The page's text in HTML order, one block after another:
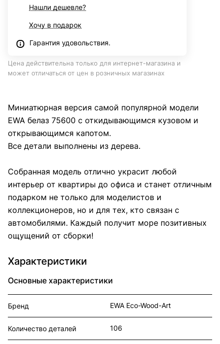
Нашли дешевле?
Хочу в подарок
Гарантия удовольствия.
Цена действительна только для интернет-магазина и
может отличаться от цен в розничных магазинах
Миниатюрная версия самой популярной модели
EWA белаз 75600 с откидывающимся кузовом и
открывающимся капотом.
Все детали выполнены из дерева.
Собранная модель отлично украсит любой
интерьер от квартиры до офиса и станет отличным
подарком не только для моделистов и
коллекционеров, но и для тех, кто связан с
автомобилями. Каждый получит море позитивных
ощущений от сборки!
Характеристики
Основные характеристики
Бренд EWA Eco-Wood-Art
Количество деталей 106